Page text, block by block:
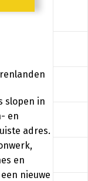
slopen in
en
adres. Wij
en
nieuwe